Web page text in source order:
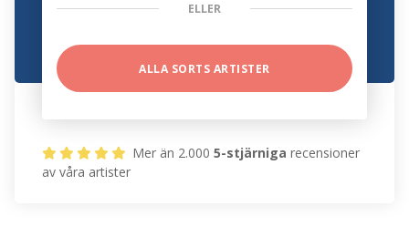
ELLER
ALLA SORTS ARTISTER
Mer än 2.0005-stjärniga recensioner
av våra artister